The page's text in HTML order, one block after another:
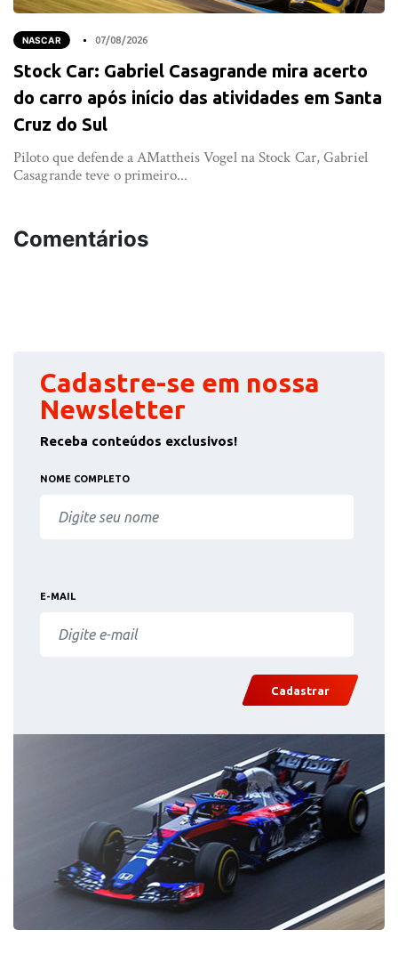
NASCAR 07/08/2026
Stock Car: Gabriel Casagrande mira acerto
do carro após início das atividades em Santa
Cruz do Sul
Piloto que defende a AMattheis Vogel na Stock Car, Gabriel
Casagrande teve o primeiro...
Comentários
Cadastre-se em nossa
Newsletter
Receba conteúdos exclusivos!
NOME COMPLETO
E-MAIL
Cadastrar